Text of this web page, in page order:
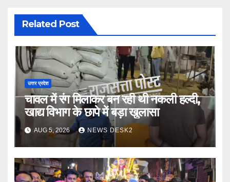
Related Post
उत्तर प्रदेश
चावल में रंग मिलाकर बन रही थी नकली हल्दी,
खाद्य विभाग के छापे में बड़ा खुलासा
AUG 5, 2026 NEWS DESK2